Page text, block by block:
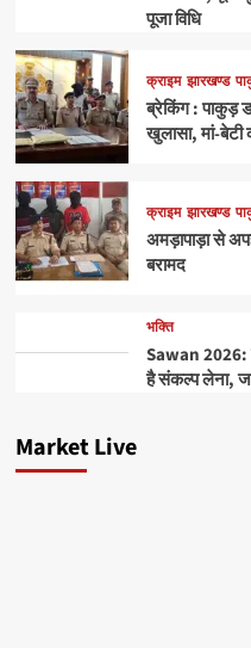
पूजा विधि
क्राइम झारखण्ड
ब्रेकिंग : पाकुड़
खुलासा, मां-बेटी
क्राइम झारखण्ड
अमड़ापाड़ा से
बरामद
भक्ति
Sawan
है संकल्प लेना,
Market Live